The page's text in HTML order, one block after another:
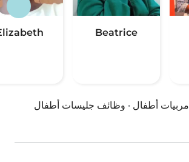
Beatrice
مربيات أطفال · وظائف جليسات أطفال